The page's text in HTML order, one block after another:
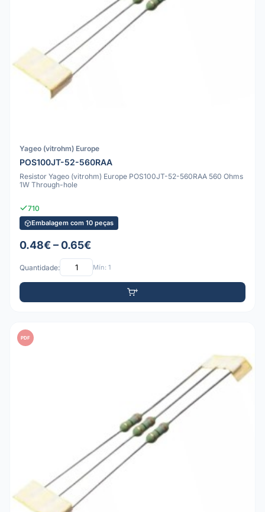
Yageo (vitrohm) Europe
POS100JT-52-560RAA
Resistor Yageo (vitrohm) Europe POS100JT-52-560RAA 560 Ohms
1W Through-hole
710
Embalagem com 10 peças
0.48€ – 0.65€
Quantidade: Mín: 1
PDF